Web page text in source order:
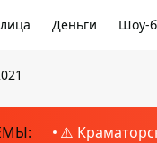
Деньги Шоу-
⚠️